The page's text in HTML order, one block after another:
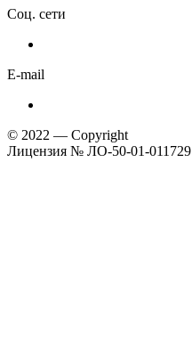
Соц. сети
E-mail
© 2022 — Copyright
Лицензия № ЛО-50-01-011729